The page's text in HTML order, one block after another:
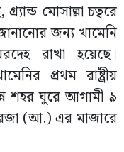
মোসাল্লা চত্বরে
জন্য খামেনি
রাখা হয়েছে।
প্রথম রাষ্ট্রীয়
শহর ঘুরে আগামী ৯
(আ.) এর মাজারে